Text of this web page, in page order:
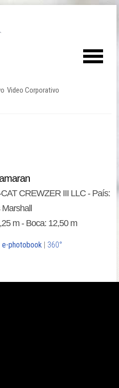
Video Corporativo
CREWZER III LLC - País:
m - Boca: 12,50 m
e-photobook| 360°